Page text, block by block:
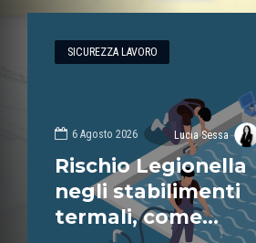
SICUREZZA LAVORO
6 Agosto 2026 Lucia Sessa
Rischio Legionella
negli stabilimenti
termali, come